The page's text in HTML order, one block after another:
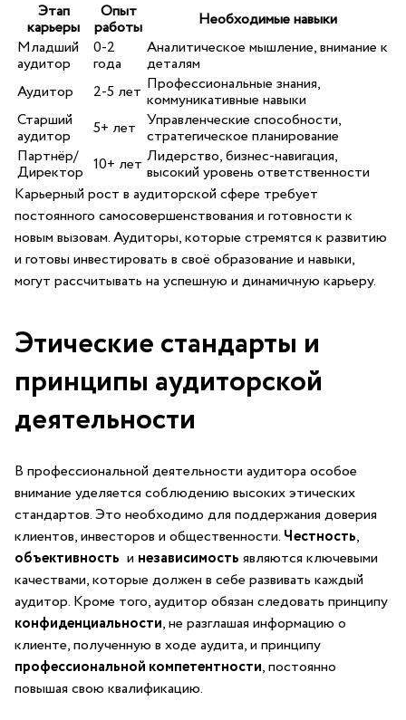
Этап
карьеры
Опыт
работы
Необходимые навыки
Младший
аудитор
0-2
года
Аналитическое мышление, внимание к
деталям
Аудитор
2-5 лет Профессиональные знания,
коммуникативные навыки
Старший
аудитор 5+ ‍лет Управленческие способности,
стратегическое⁣ планирование
Партнёр/
Директор 10+ ⁣лет Лидерство, бизнес-навигация,
высокий уровень ‍ответственности
Карьерный рост в аудиторской⁢ сфере⁤ требует
постоянного самосовершенствования ⁤и готовности к
новым ⁤вызовам. Аудиторы, которые стремятся к развитию
и ⁢готовы инвестировать в своё образование и навыки,
могут рассчитывать на ⁢успешную и динамичную карьеру.
Этические стандарты и
⁤принципы аудиторской
деятельности
В‍ профессиональной деятельности аудитора особое
внимание уделяется соблюдению ‍высоких ⁣этических
стандартов. Это необходимо для ​поддержания доверия
клиентов, инвесторов и общественности. Честность,
объективность ⁣ и независимость являются ключевыми
качествами, которые должен в себе‍ развивать ‌каждый‍
аудитор. Кроме того, аудитор обязан​ следовать принципу
конфиденциальности, не ​разглашая информацию о
клиенте, полученную в ходе аудита, и принципу ‌
профессиональной компетентности,‍ постоянно
повышая свою квалификацию.